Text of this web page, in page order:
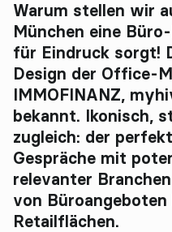
Warum stellen wir
München eine
für Eindruck sorgt!
Design der Office-
IMMOFINANZ,
bekannt. Ikonisch,
zugleich: der
Gespräche mit
relevanter
von Büroangeboten
Retailflächen.